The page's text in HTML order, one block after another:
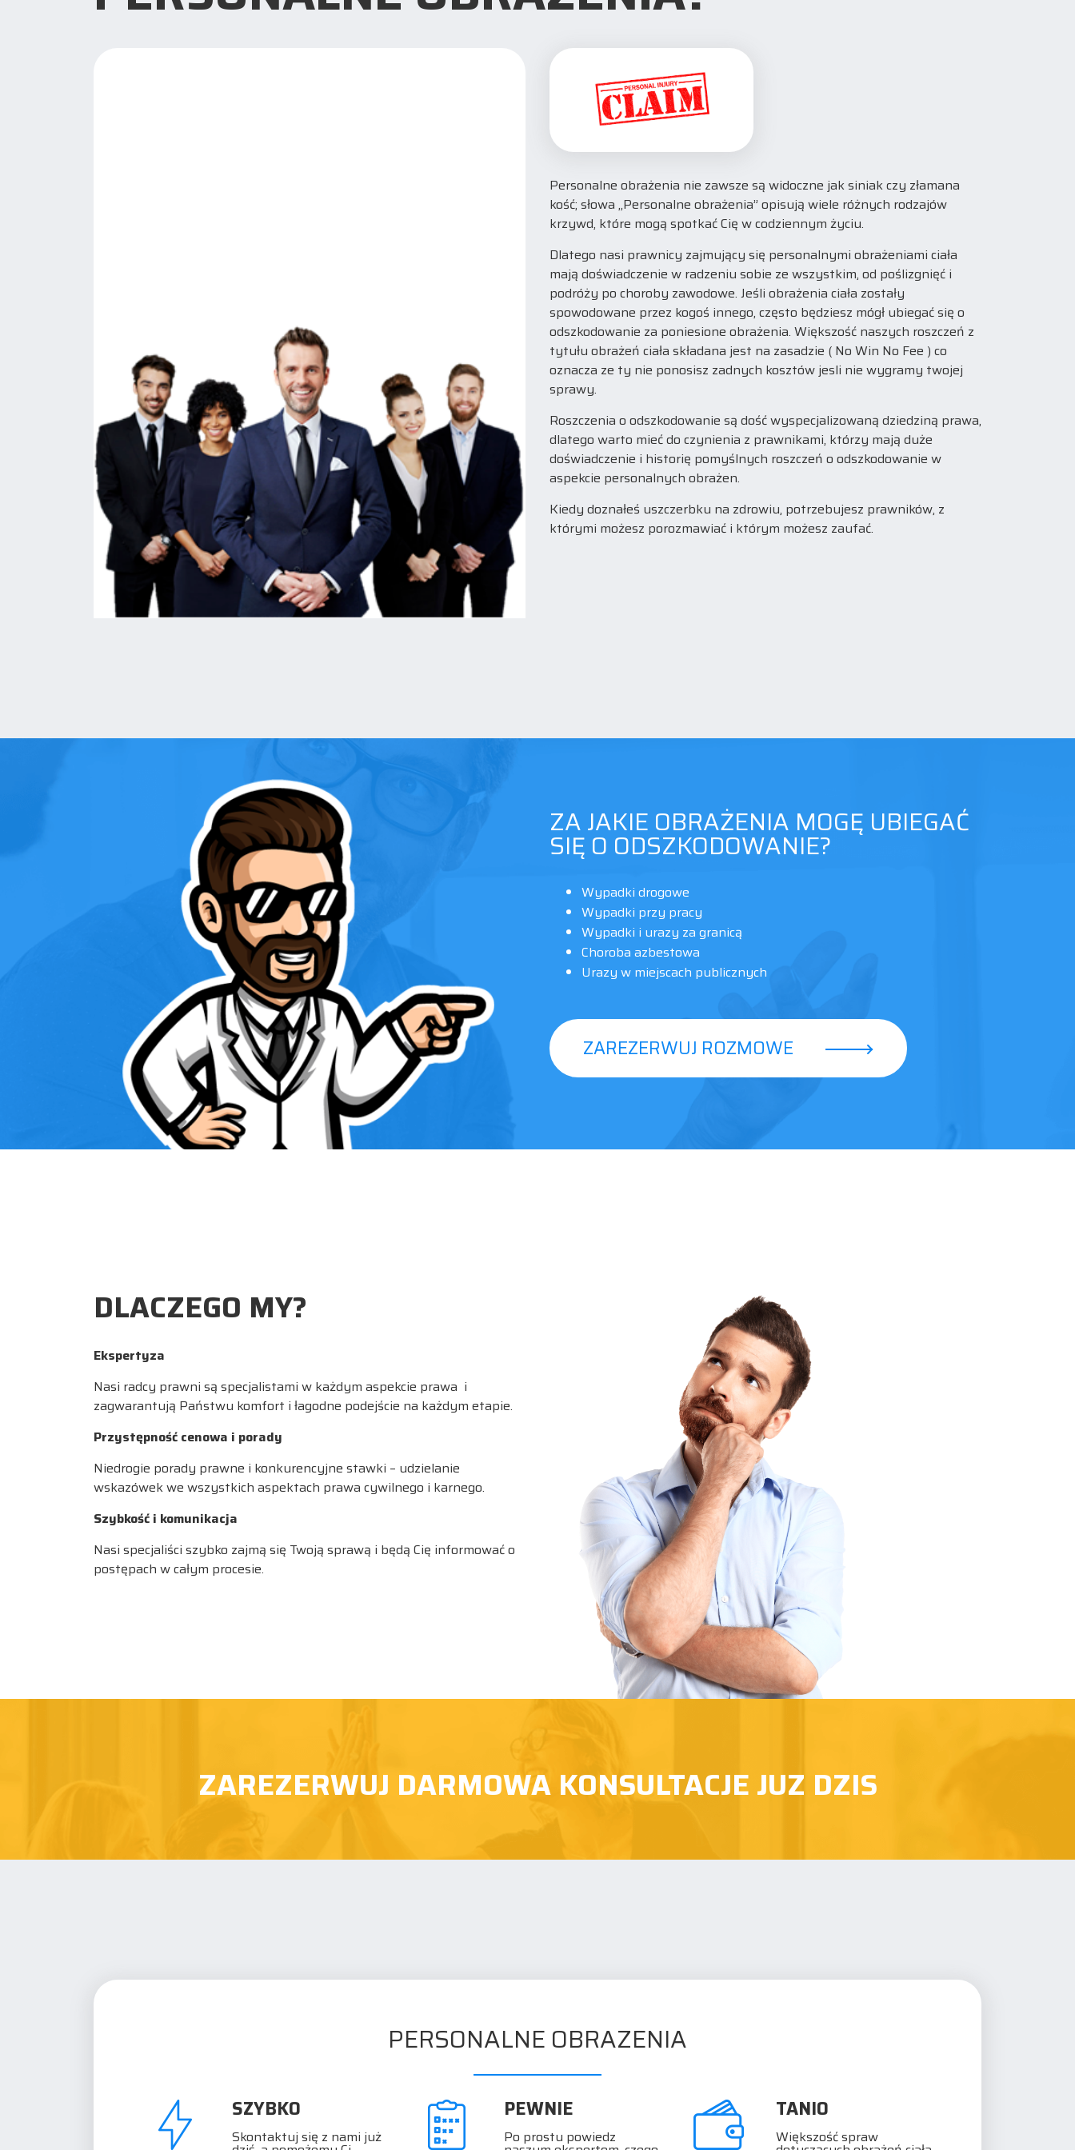
Personalne obrażenia nie zawsze są widoczne jak siniak czy złamana
kość; słowa „Personalne obrażenia” opisują wiele różnych rodzajów
krzywd, które mogą spotkać Cię w codziennym życiu.
Dlatego nasi prawnicy zajmujący się personalnymi obrażeniami ciała
mają doświadczenie w radzeniu sobie ze wszystkim, od poślizgnięć i
podróży po choroby zawodowe. Jeśli obrażenia ciała zostały
spowodowane przez kogoś innego, często będziesz mógł ubiegać się o
odszkodowanie za poniesione obrażenia. Większość naszych roszczeń z
tytułu obrażeń ciała składana jest na zasadzie ( No Win No Fee ) co
oznacza ze ty nie ponosisz zadnych kosztów jesli nie wygramy twojej
sprawy.
Roszczenia o odszkodowanie są dość wyspecjalizowaną dziedziną prawa,
dlatego warto mieć do czynienia z prawnikami, którzy mają duże
doświadczenie i historię pomyślnych roszczeń o odszkodowanie w
aspekcie personalnych obrażen.
Kiedy doznałeś uszczerbku na zdrowiu, potrzebujesz prawników, z
którymi możesz porozmawiać i którym możesz zaufać.
ZA JAKIE OBRAŻENIA MOGĘ UBIEGAĆ
SIĘ O ODSZKODOWANIE?
Wypadki drogowe
Wypadki przy pracy
Wypadki i urazy za granicą
Choroba azbestowa
Urazy w miejscach publicznych
ZAREZERWUJ ROZMOWE
DLACZEGO MY?
Ekspertyza
Nasi radcy prawni są specjalistami w każdym aspekcie prawa i
zagwarantują Państwu komfort i łagodne podejście na każdym etapie.
Przystępność cenowa i porady
Niedrogie porady prawne i konkurencyjne stawki – udzielanie
wskazówek we wszystkich aspektach prawa cywilnego i karnego.
Szybkość i komunikacja
Nasi specjaliści szybko zajmą się Twoją sprawą i będą Cię informować o
postępach w całym procesie.
ZAREZERWUJ DARMOWA KONSULTACJE JUZ DZIS
PERSONALNE OBRAZENIA
SZYBKO
Skontaktuj się z nami już
PEWNIE
Po prostu powiedz
TANIO
Większość spraw